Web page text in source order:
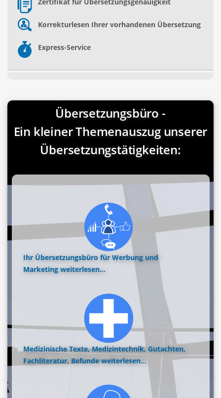
Korrekturlesen Ihrer vorhandenen Übersetzung
Express-Service
Übersetzungsbüro -
Ein kleiner Themenauszug unserer
Übersetzungstätigkeiten:
Ihr Übersetzungsbüro für Werbung und
Marketing weiterlesen...
Medizinische Texte, Medizintechnik, Gutachten,
Fachliteratur, Befunde weiterlesen...